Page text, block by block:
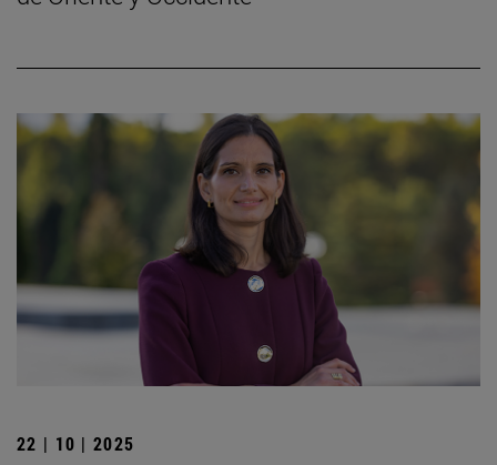
22 | 10 | 2025